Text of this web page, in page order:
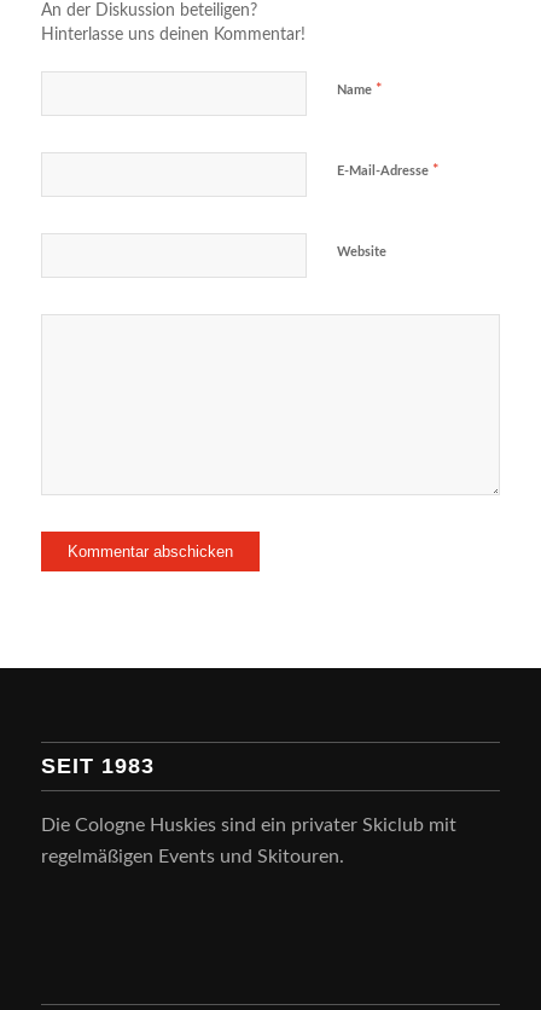
An der Diskussion beteiligen?
Hinterlasse uns deinen Kommentar!
Name *
E-Mail-Adresse *
Website
SEIT 1983
Die Cologne Huskies sind ein privater Skiclub mit
regelmäßigen Events und Skitouren.